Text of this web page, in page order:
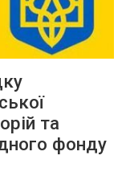
та
фонду